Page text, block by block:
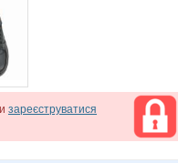
зареєструватися